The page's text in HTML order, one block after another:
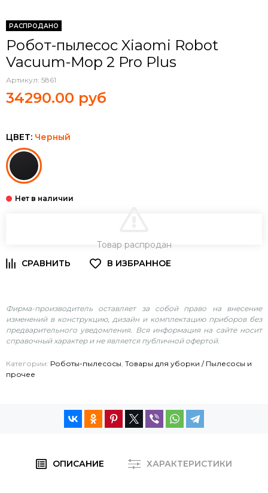
РАСПРОДАНО
Робот-пылесос Xiaomi Robot
Vacuum-Mop 2 Pro Plus
Артикул: 5861
34290.00 руб
ЦВЕТ: Черный
Товар распродан
Фирма-производитель оставляет за собой право на внесение
изменений в конструкцию, дизайн и комплектацию приборов без
предварительного уведомления. Вся информация на сайте носит
справочный характер и не является публичной офертой.
Категории: Роботы-пылесосы, Товары для уборки / Пылесосы и
прочее
ОПИСАНИЕ ХАРАКТЕРИСТИКИ